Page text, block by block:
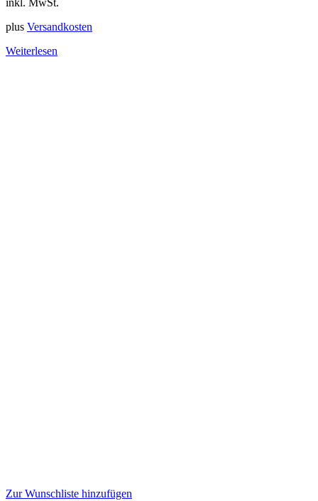
inkl. MwSt.
plus Versandkosten
Weiterlesen
Zur Wunschliste hinzufügen